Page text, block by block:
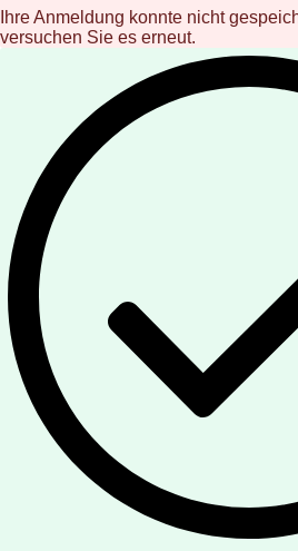
Ihre Anmeldung konnte nicht
versuchen Sie es erneut.